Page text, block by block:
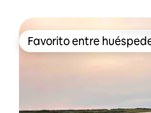
Favorito entre
Favorito entre